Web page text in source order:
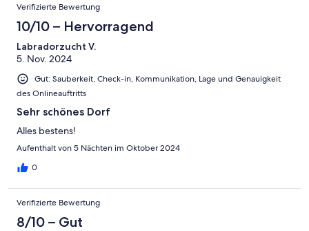
Verifizierte Bewertung
10/10 – Hervorragend
Labradorzucht V.
5. Nov. 2024
Gut: Sauberkeit, Check-in, Kommunikation, Lage und Genauigkeit
des Onlineauftritts
Sehr schönes Dorf
Alles bestens!
Aufenthalt von 5 Nächten im Oktober 2024
0
Verifizierte Bewertung
8/10 – Gut